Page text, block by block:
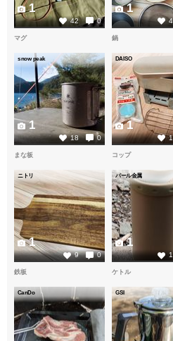
42 0
1 1
マグ
snow peak
18 0
1
鍋
DAISO
1
まな板
ニトリ
9 0
1
コップ
パール金属
1
鉄板
CanDo
ケトル
GSI